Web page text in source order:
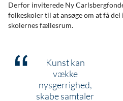
Derfor inviterede Ny
folkeskoler til at ansøge om at få
skolernes fællesrum.
Kunst kan
vække
nysgerrighed,
skabe samtaler